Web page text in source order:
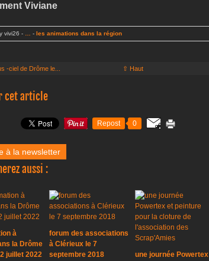
Viviane
vivi26 - - les animations dans la région
-ciel de Drôme le... ⇧ Haut
cet article
Repost 0
à la newsletter
aussi :
à
la Drôme
juillet 2022
forum des associations
à Clérieux le 7
septembre 2018
une journée Powertex